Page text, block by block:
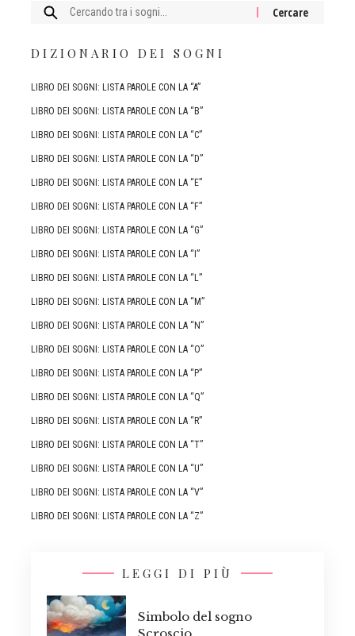
Cercare:
DIZIONARIO DEI SOGNI
LIBRO DEI SOGNI: LISTA PAROLE CON LA “A”
LIBRO DEI SOGNI: LISTA PAROLE CON LA “B”
LIBRO DEI SOGNI: LISTA PAROLE CON LA “C”
LIBRO DEI SOGNI: LISTA PAROLE CON LA “D”
LIBRO DEI SOGNI: LISTA PAROLE CON LA “E”
LIBRO DEI SOGNI: LISTA PAROLE CON LA “F”
LIBRO DEI SOGNI: LISTA PAROLE CON LA “G”
LIBRO DEI SOGNI: LISTA PAROLE CON LA “I”
LIBRO DEI SOGNI: LISTA PAROLE CON LA “L”
LIBRO DEI SOGNI: LISTA PAROLE CON LA “M”
LIBRO DEI SOGNI: LISTA PAROLE CON LA “N”
LIBRO DEI SOGNI: LISTA PAROLE CON LA “O”
LIBRO DEI SOGNI: LISTA PAROLE CON LA “P”
LIBRO DEI SOGNI: LISTA PAROLE CON LA “Q”
LIBRO DEI SOGNI: LISTA PAROLE CON LA “R”
LIBRO DEI SOGNI: LISTA PAROLE CON LA “T”
LIBRO DEI SOGNI: LISTA PAROLE CON LA “U”
LIBRO DEI SOGNI: LISTA PAROLE CON LA “V”
LIBRO DEI SOGNI: LISTA PAROLE CON LA “Z”
LEGGI DI PIÙ
Simbolo del sogno